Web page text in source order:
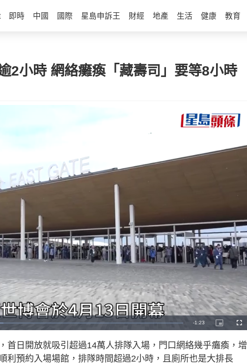
即時 中國 國際 星島申訴王 財經 地產 生活 健康 教育
2小時 網絡癱瘓「藏壽司」要等8小時
R
-1:23
P
i
u
r
e
-
F
u
l
s
c
首日開放就吸引超過14萬人排隊入場，門口網絡幾乎癱瘓，增
利預約入場場館，排隊時間超過2小時，且廁所也是大排長